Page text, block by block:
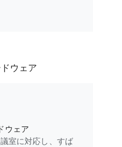
ウェア
ウェア
室に対応し、すば